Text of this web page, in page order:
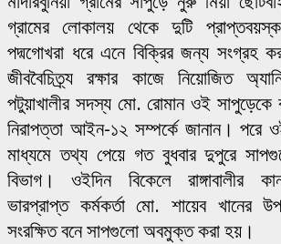
গ্রামের লোকালয় থেকে দুটি
পদ্মগোখরা ধরে এনে বিক্রির জন্য সংগ্রহ
জীববৈচিত্র্য রক্ষার কাজে নিয়োজিত
পটুয়াখালীর সদস্য মো. রোমান ওই সাপুড়েকে
নিরাপত্তা আইন-১২ সম্পর্কে জানান। পরে
মাধ্যমে তথ্য পেয়ে গত বুধবার দুপুরে
বিভাগ। ওইদিন বিকেলে রাঙ্গাবালীর
ভারপ্রাপ্ত কর্মকর্তা মো. শায়েব খানের
সংরক্ষিত বনে সাপগুলো অবমুক্ত করা হয়।